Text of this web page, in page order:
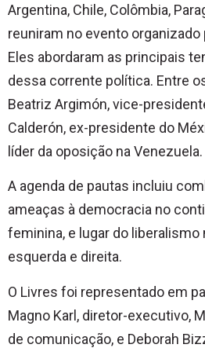
Argentina, Chile, Colômbia,
reuniram no evento
Eles abordaram as principais
dessa corrente política. Entre
Beatriz Argimón, vice-
Calderón, ex-presidente do
líder da oposição na Venezuela.
A agenda de pautas incluiu
ameaças à democracia no
feminina, e lugar do liberalismo
esquerda e direita.
O Livres foi representado em
Magno Karl, diretor-executivo,
de comunicação, e Deborah